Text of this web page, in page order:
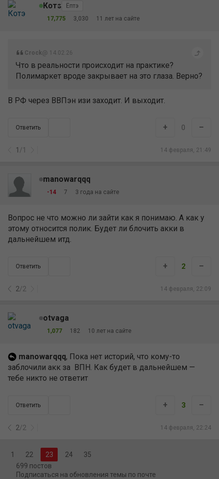
Котэ
Ёптэ
17,775
3,030 11 лет на сайте
Crock@ 14.02.26
Что в реальности происходит на практике?
Полимаркет вроде закрывает на это глаза. Верно?
В РФ через ВВПэн изи заходит. И выходит.
Ответить
1 /1 14 февраля, 21:49
+ 0 –
manowarqqq
-14 7 3 года на сайте
Вопрос не что можно ли зайти как я понимаю. А как у
этому относится полик. Будет ли блочить акки в
дальнейшем итд.
Ответить
2/2 14 февраля, 22:09
+ 2 –
otvaga
1,077 182 10 лет на сайте
manowarqqq, Пока нет историй, что кому-то
заблочили акк за ВПН. Как будет в дальнейшем —
тебе никто не ответит
Ответить
2/2 14 февраля, 22:24
+ 3 –
1 22 24
35
699 постов
Подписаться на обновления темы по почте